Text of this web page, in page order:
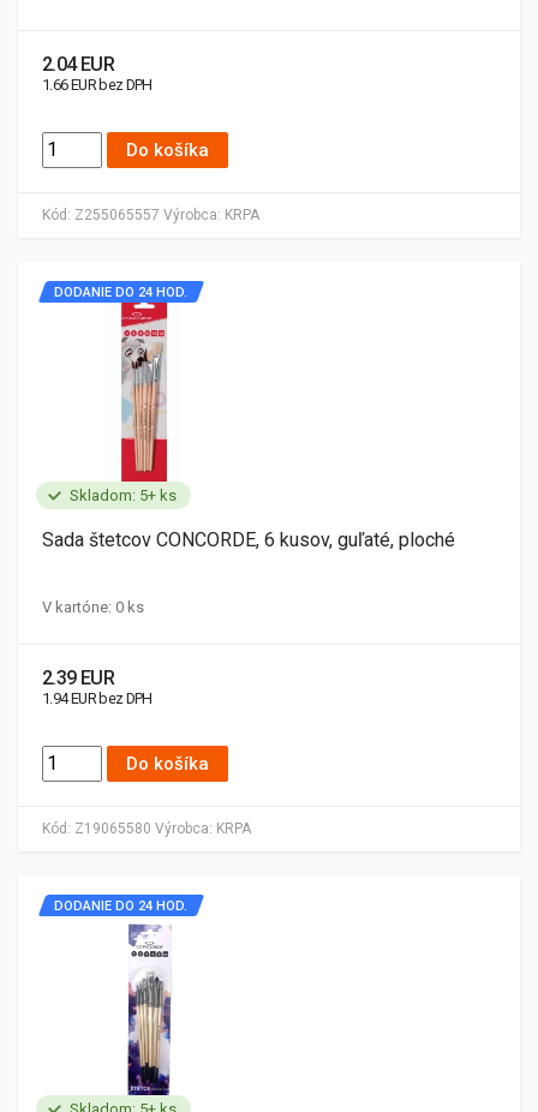
Kód: Z255065557 Výrobca: KRPA
2.04 EUR
1.66 EUR bez DPH
Do košíka
Skladom: 5+ ks
Kód: Z19065580 Výrobca: KRPA
DODANIE DO 24 HOD.
Sada štetcov CONCORDE, 6 kusov, guľaté, ploché
V kartóne: 0 ks
2.39 EUR
1.94 EUR bez DPH
Do košíka
DODANIE DO 24 HOD.